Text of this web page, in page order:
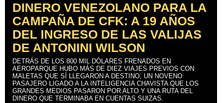
DINERO VENEZOLANO PARA LA
CAMPAÑA DE CFK: A 19 AÑOS
DEL INGRESO DE LAS VALIJAS
DE ANTONINI WILSON
DETRÁS DE LOS 800 MIL DÓLARES FRENADOS EN
AEROPARQUE HUBO MÁS DE DIEZ VIAJES PREVIOS CON
MALETAS QUE SÍ LLEGARON A DESTINO, UN NOVENO
PASAJERO LIGADO A LA INTELIGENCIA CHAVISTA QUE LOS
GRANDES MEDIOS PASARON POR ALTO Y UNA RUTA DEL
DINERO QUE TERMINABA EN CUENTAS SUIZAS.